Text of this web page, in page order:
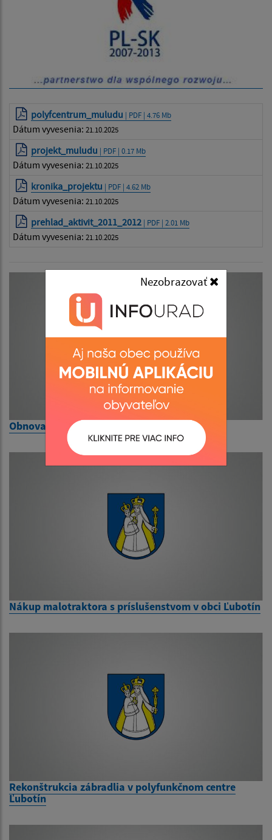
Nezobrazovať
polyfcentrum_muludu | PDF | 4.76 Mb
Dátum vyvesenia: 21.10.2025
projekt_muludu | PDF | 0.17 Mb
Dátum vyvesenia: 21.10.2025
kronika_projektu | PDF | 4.62 Mb
Dátum vyvesenia: 21.10.2025
prehlad_aktivit_2011_2012 | PDF | 2.01 Mb
Dátum vyvesenia: 21.10.2025
Obnova amfiteátra v obci Ľubotín
Nákup malotraktora s príslušenstvom v obci Ľubotín
Rekonštrukcia zábradlia v polyfunkčnom centre
Ľubotín